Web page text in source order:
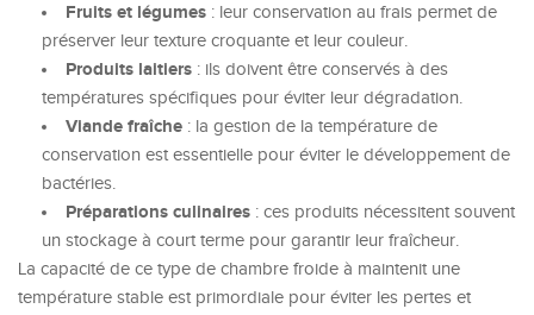
Fruits et légumes : leur conservation au frais permet de
préserver leur texture croquante et leur couleur.
Produits laitiers : ils doivent être conservés à des
températures spécifiques pour éviter leur dégradation.
Viande fraîche : la gestion de la température de
conservation est essentielle pour éviter le développement de
bactéries.
Préparations culinaires : ces produits nécessitent souvent
un stockage à court terme pour garantir leur fraîcheur.
La capacité de ce type de chambre froide à maintenit une
température stable est primordiale pour éviter les pertes et